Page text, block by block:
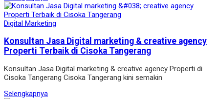
Digital Marketing
Konsultan Jasa Digital marketing & creative agency
Properti Terbaik di Cisoka Tangerang
Konsultan Jasa Digital marketing & creative agency Properti di
Cisoka Tangerang Cisoka Tangerang kini semakin
Selengkapnya